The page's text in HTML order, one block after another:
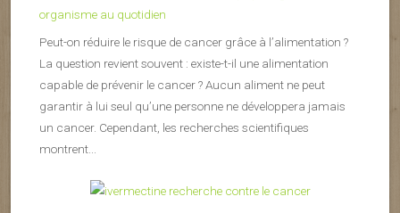
organisme au quotidien
Peut-on réduire le risque de cancer grâce à l’alimentation ?
La question revient souvent : existe-t-il une alimentation
capable de prévenir le cancer ? Aucun aliment ne peut
garantir à lui seul qu’une personne ne développera jamais
un cancer. Cependant, les recherches scientifiques
montrent...